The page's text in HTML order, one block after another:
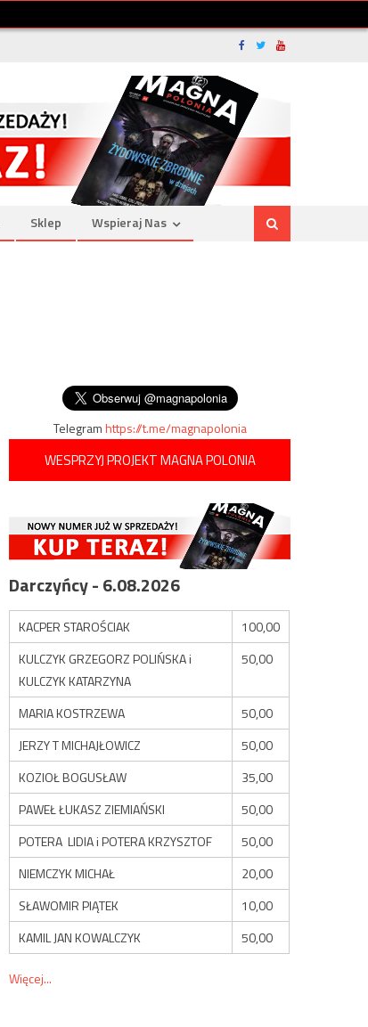
Sklep Wspieraj Nas
Telegramhttps://t.me/magnapolonia
WESPRZYJ PROJEKT MAGNA POLONIA
Darczyńcy - 6.08.2026
KACPER STAROŚCIAK
100,00
KULCZYK GRZEGORZ POLIŃSKA i
KULCZYK KATARZYNA
50,00
MARIA KOSTRZEWA
50,00
JERZY T MICHAJŁOWICZ
50,00
KOZIOŁ BOGUSŁAW
35,00
PAWEŁ ŁUKASZ ZIEMIAŃSKI
50,00
POTERA LIDIA i POTERA KRZYSZTOF
50,00
NIEMCZYK MICHAŁ
20,00
SŁAWOMIR PIĄTEK
10,00
KAMIL JAN KOWALCZYK
50,00
Więcej...